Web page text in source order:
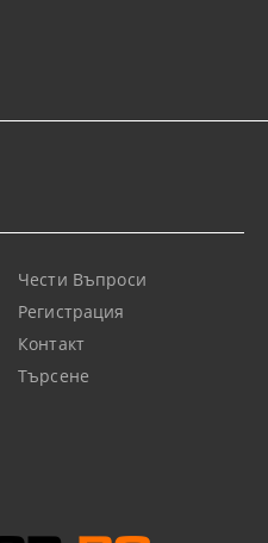
Чести Въпроси
Регистрация
Контакт
Търсене